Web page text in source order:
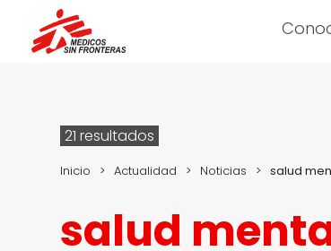
21 resultados
Inicio > Actualidad > Noticias > salud
salud